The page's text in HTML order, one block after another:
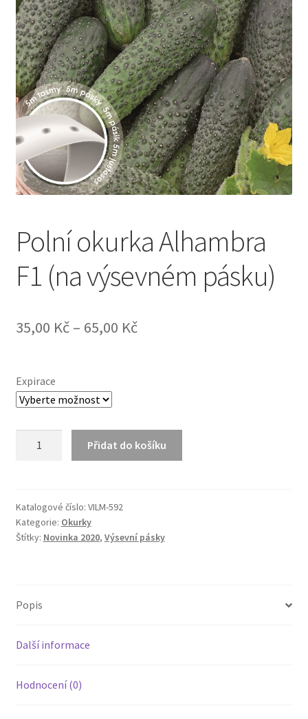
Polní okurka Alhambra
F1 (na výsevném pásku)
35,00 Kč– 65,00 Kč
Expirace
(na
výsevném
pásku)
Přidat do košíku
Katalogové číslo: VILM-592
Kategorie: Okurky
Štítky: Novinka 2020, Výsevní pásky
Popis
Další informace
Hodnocení (0)